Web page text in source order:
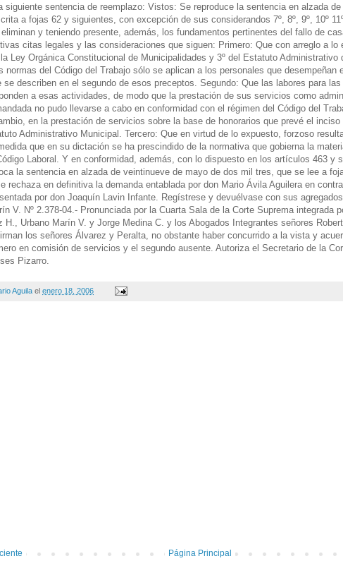
siguiente sentencia de reemplazo: Vistos: Se reproduce la sentencia en alzada
a fojas 62 y siguientes, con excepción de sus considerandos 7º, 8º, 9º, 10º
y teniendo presente, además, los fundamentos pertinentes del fallo de
citas legales y las consideraciones que siguen: Primero: Que con arreglo a lo
Ley Orgánica Constitucional de Municipalidades y 3º del Estatuto Administrativo
normas del Código del Trabajo sólo se aplican a los personales que desempeñan
se describen en el segundo de esos preceptos. Segundo: Que las labores para
a esas actividades, de modo que la prestación de sus servicios como
no pudo llevarse a cabo en conformidad con el régimen del Código del
en la prestación de servicios sobre la base de honorarios que prevé el
Administrativo Municipal. Tercero: Que en virtud de lo expuesto, forzoso
que en su dictación se ha prescindido de la normativa que gobierna la
Laboral. Y en conformidad, además, con lo dispuesto en los artículos 463 y
la sentencia en alzada de veintinueve de mayo de dos mil tres, que se lee a
rechaza en definitiva la demanda entablada por don Mario Ávila Aguilera en
por don Joaquín Lavin Infante. Regístrese y devuélvase con sus
V. Nº 2.378-04.- Pronunciada por la Cuarta Sala de la Corte Suprema integrada
H., Urbano Marín V. y Jorge Medina C. y los Abogados Integrantes señores
los señores Álvarez y Peralta, no obstante haber concurrido a la vista y
en comisión de servicios y el segundo ausente. Autoriza el Secretario de la
Pizarro.
Aguila el enero 18, 2006
Página Principal